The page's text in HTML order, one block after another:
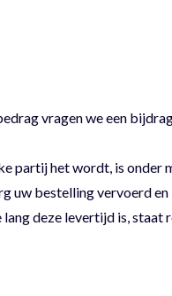
vragen we een
partij het wordt, is onder
uw bestelling vervoerd en
deze levertijd is, staat